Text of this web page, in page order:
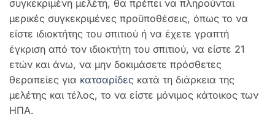
συγκεκριμένη μελέτη, θα πρέπει να πληρούνται
μερικές συγκεκριμένες προϋποθέσεις, όπως το να
είστε ιδιοκτήτης του σπιτιού ή να έχετε γραπτή
έγκριση από τον ιδιοκτήτη του σπιτιού, να είστε 21
ετών και άνω, να μην δοκιμάσετε πρόσθετες
θεραπείες για κατσαρίδες κατά τη διάρκεια της
μελέτης και τέλος, το να είστε μόνιμος κάτοικος των
ΗΠΑ.